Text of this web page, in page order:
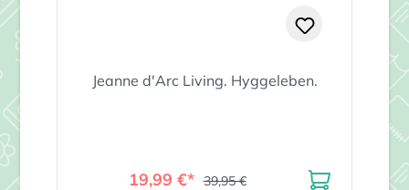
Jeanne d'Arc Living. Hyggeleben.
19,99 €* 39,95 €